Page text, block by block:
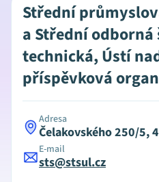
Střední
a Střední
technická, Ústí
příspěvková
Adresa
Čelakovského 250/5,
E-mail
sts@stsul.cz